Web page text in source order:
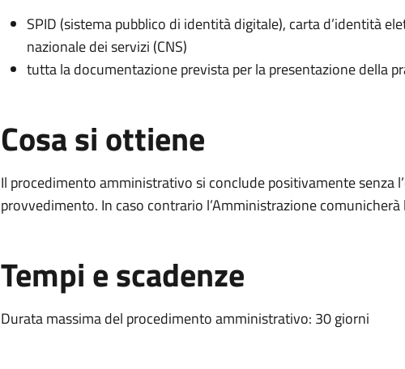
SPID (sistema pubblico di identità digitale), carta d’identità
nazionale dei servizi (CNS)
tutta la documentazione prevista per la presentazione della
Cosa si ottiene
Il procedimento amministrativo si conclude positivamente senza
provvedimento. In caso contrario l’Amministrazione comunicherà
Tempi e scadenze
Durata massima del procedimento amministrativo: 30 giorni